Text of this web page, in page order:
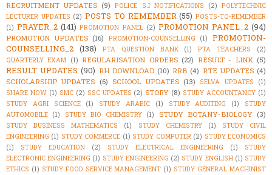
RECRUITMENT UPDATES (9) POLICE S.I NOTIFICATIONS (2) POLYTECHNIC
LECTURER UPDATES (2) POSTS TO REMEMBER (55) POSTS-TO-REMEMBER
(1) PRAYER_2 (141) PROMOTION PANEL (2) PROMOTION PANEL_2 (94)
PROMOTION UPDATES (16) PROMOTION-COUNSELLING (1)
PROMOTION-
COUNSELLING_2 (138) PTA QUESTION BANK (1) PTA TEACHERS
(2)
QUARTERLY EXAM (1) REGULARISATION ORDERS (22) RESULT - LINK (5)
RESULT UPDATES (90) RH DOWNLOAD (10) RRB (4) RTE UPDATES (4)
SCHOLARSHIP UPDATES (6) SCHOOL UPDATES (13) SELVA UPDATES
(1)
SHARE NOW (1) SMC (2) SSC UPDATES (2) STORY (8) STUDY ACCOUNTANCY (1)
STUDY AGRI SCIENCE
(1) STUDY ARABIC (1) STUDY AUDITING (1)
STUDY
AUTOMOBILE (1) STUDY BIO CHEMISTRY (1) STUDY BOTANY-BIOLOGY (3)
STUDY BUSINESS MATHEMATICS (1) STUDY CHEMISTRY (1)
STUDY CIVIL
ENGINEERING (1) STUDY COMMERCE (1) STUDY COMPUTER (2) STUDY ECONOMICS
(1)
STUDY EDUCATION (2) STUDY ELECTRICAL ENGINEERING (1)
STUDY
ELECTRONIC ENGINEERING (1) STUDY ENGINEERING (2) STUDY ENGLISH (1) STUDY
ETHICS (1) STUDY FOOD SERVICE MANAGEMENT (1) STUDY GENERAL MACHINIST